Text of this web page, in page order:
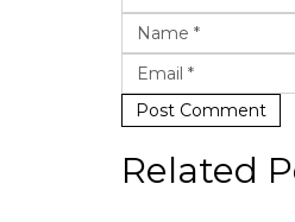
Post Comment
Related